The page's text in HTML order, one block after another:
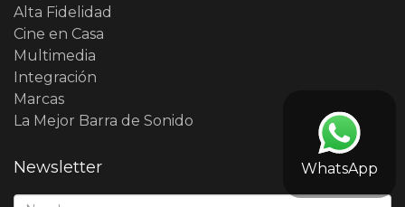
Alta Fidelidad
Cine en Casa
Multimedia
Integración
Marcas
La Mejor Barra de Sonido
Newsletter WhatsApp